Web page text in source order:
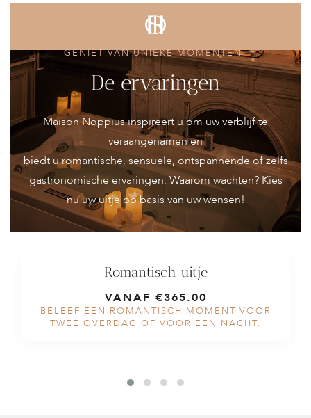
GENIET VAN UNIEKE MOMENTEN!
De ervaringen
Maison Noppius inspireert u om uw verblijf te
veraangenamen en
biedt u romantische, sensuele, ontspannende of zelfs
gastronomische ervaringen. Waarom wachten? Kies
nu uw uitje op basis van uw wensen!
Romantisch uitje
VANAF €365.00
BELEEF EEN ROMANTISCH MOMENT VOOR
TWEE OVERDAG OF VOOR EEN NACHT.